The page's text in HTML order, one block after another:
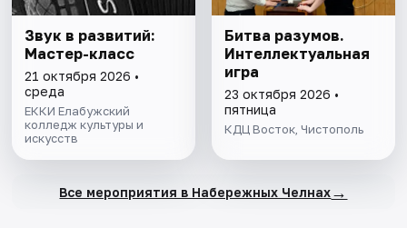
Звук в развитий:
Мастер-класс
21 октября 2026 •
среда
ЕККИ Елабужский
колледж культуры и
искусств
Битва разумов.
Интеллектуальная
игра
23 октября 2026 •
пятница
КДЦ Восток, Чистополь
Все мероприятия в Набережных Челнах→